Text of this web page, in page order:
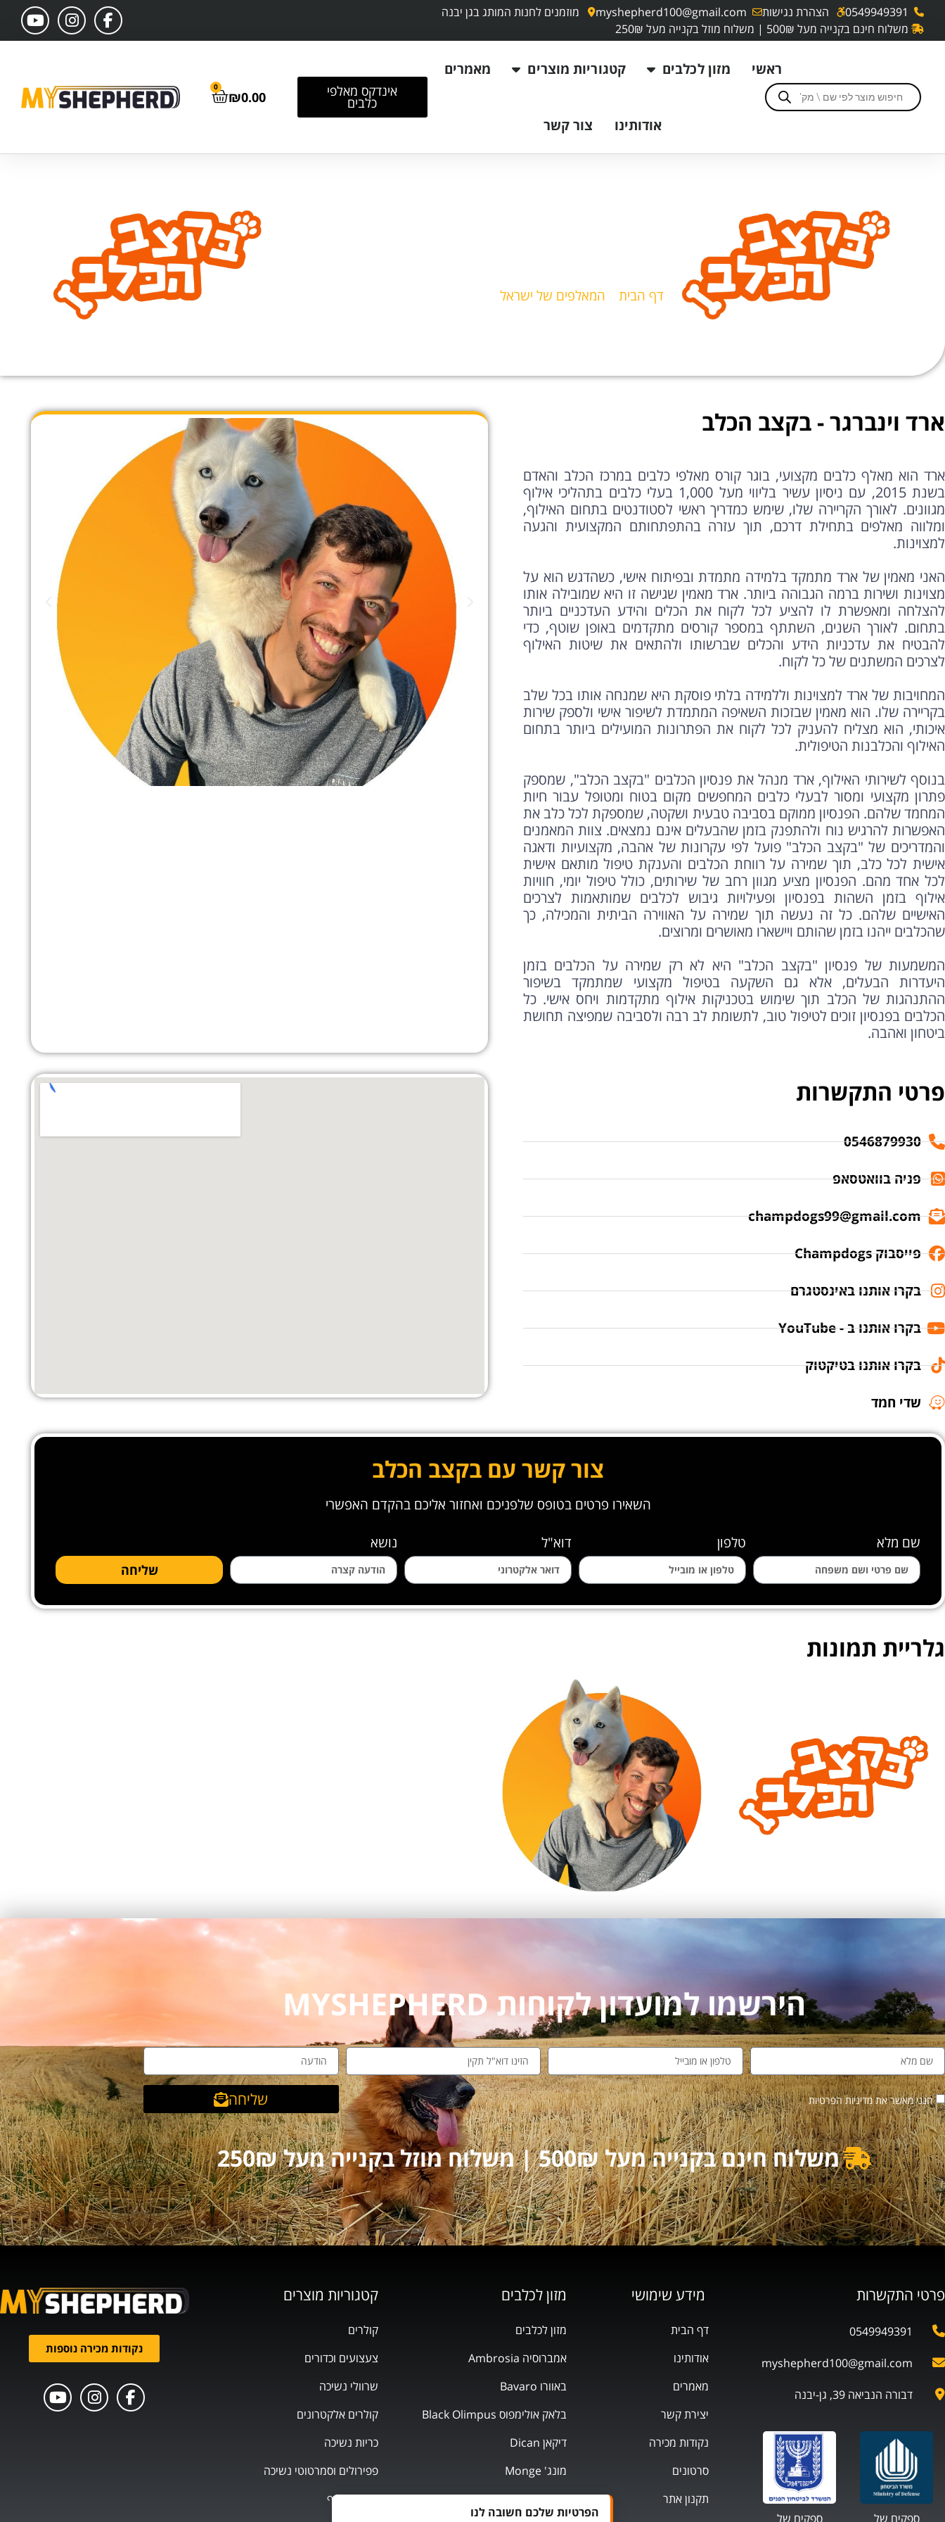
0549949391 הצהרת נגישות myshepherd100@gmail.com
מוזמנים לחנות המותג בגן יבנה
משלוח חינם בקנייה מעל 500₪ | משלוח מוזל בקנייה מעל 250₪
ראשי מזון לכלבים קטגוריות מוצרים מאמרים
אודותינו צור קשר
אינדקס מאלפי
כלבים ₪0.00
0
דף הבית המאלפים של ישראל
ארד וינברגר - בקצב הכלב
ארד הוא מאלף כלבים מקצועי, בוגר קורס מאלפי כלבים במרכז הכלב והאדם
בשנת 2015, עם ניסיון עשיר בליווי מעל 1,000 בעלי כלבים בתהליכי אילוף
מגוונים. לאורך הקריירה שלו, שימש כמדריך ראשי לסטודנטים בתחום האילוף,
ומלווה מאלפים בתחילת דרכם, תוך עזרה בהתפתחותם המקצועית והגעה
למצוינות.
האני מאמין של ארד מתמקד בלמידה מתמדת ובפיתוח אישי, כשהדגש הוא על
מצוינות ושירות ברמה הגבוהה ביותר. ארד מאמין שגישה זו היא שמובילה אותו
להצלחה ומאפשרת לו להציע לכל לקוח את הכלים והידע העדכניים ביותר
בתחום. לאורך השנים, השתתף במספר קורסים מתקדמים באופן שוטף, כדי
להבטיח את עדכניות הידע והכלים שברשותו ולהתאים את שיטות האילוף
לצרכים המשתנים של כל לקוח.
המחויבות של ארד למצוינות וללמידה בלתי פוסקת היא שמנחה אותו בכל שלב
בקריירה שלו. הוא מאמין שבזכות השאיפה המתמדת לשיפור אישי ולספק שירות
איכותי, הוא מצליח להעניק לכל לקוח את הפתרונות המועילים ביותר בתחום
האילוף והכלבנות הטיפולית.
בנוסף לשירותי האילוף, ארד מנהל את פנסיון הכלבים "בקצב הכלב", שמספק
פתרון מקצועי ומסור לבעלי כלבים המחפשים מקום בטוח ומטופל עבור חיות
המחמד שלהם. הפנסיון ממוקם בסביבה טבעית ושקטה, שמספקת לכל כלב את
האפשרות להרגיש נוח ולהתפנק בזמן שהבעלים אינם נמצאים. צוות המאמנים
והמדריכים של "בקצב הכלב" פועל לפי עקרונות של אהבה, מקצועיות ודאגה
אישית לכל כלב, תוך שמירה על רווחת הכלבים והענקת טיפול מותאם אישית
לכל אחד מהם. הפנסיון מציע מגוון רחב של שירותים, כולל טיפול יומי, חוויות
אילוף בזמן השהות בפנסיון ופעילויות גיבוש לכלבים שמותאמות לצרכים
האישיים שלהם. כל זה נעשה תוך שמירה על האווירה הביתית והמכילה, כך
שהכלבים ייהנו בזמן שהותם ויישארו מאושרים ומרוצים.
המשמעות של פנסיון "בקצב הכלב" היא לא רק שמירה על הכלבים בזמן
היעדרות הבעלים, אלא גם השקעה בטיפול מקצועי שמתמקד בשיפור
ההתנהגות של הכלב תוך שימוש בטכניקות אילוף מתקדמות ויחס אישי. כל
הכלבים בפנסיון זוכים לטיפול טוב, לתשומת לב רבה ולסביבה שמפיצה תחושת
ביטחון ואהבה.
פרטי התקשרות
0546879930
פניה בוואטסאפ
champdogs99@gmail.com
פייסבוק Champdogs
בקרו אותנו באינסטגרם
בקרו אותנו ב - YouTube
בקרו אותנו בטיקטוק
שדי חמד
צור קשר עם בקצב הכלב
השאירו פרטים בטופס שלפניכם ואחזור אליכם בהקדם האפשרי
שם מלא
טלפון דוא"ל נושא
שליחה
גלריית תמונות
הירשמו למועדון לקוחות MYSHEPHERD
הנני מאשר את מדיניות הפרטיות שליחה
משלוח חינם בקנייה מעל 500₪ | משלוח מוזל בקנייה מעל 250₪
פרטי התקשרות
0549949391
myshepherd100@gmail.com
דבורה הנביאה 39, גן-יבנה
ספקים של ספקים של
מידע שימושי
דף הבית
אודותינו
מאמרים
יצירת קשר
נקודות מכירה
סרטונים
תקנון אתר
מזון לכלבים
מזון לכלבים
אמברוסיה Ambrosia
באוורו Bavaro
בלאק אולימפוס Black Olimpus
דיקאן Dican
מונג' Monge
קטגוריות מוצרים
קולרים
צעצועים וכדורים
שרוולי נשיכה
קולרים אלקטרונים
כריות נשיכה
פפירולים וסמרטוטי נשיכה
מוצרי אילוף
נקודות מכירה נוספות
הפרטיות שלכם חשובה לנו